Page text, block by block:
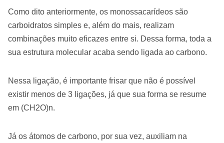
Como dito anteriormente, os monossacarídeos são
carboidratos simples e, além do mais, realizam
combinações muito eficazes entre si. Dessa forma, toda a
sua estrutura molecular acaba sendo ligada ao carbono.
Nessa ligação, é importante frisar que não é possível
existir menos de 3 ligações, já que sua forma se resume
em (CH2O)n.
Já os átomos de carbono, por sua vez, auxiliam na